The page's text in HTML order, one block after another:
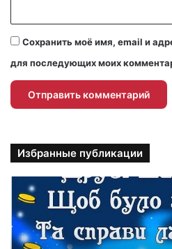
Сохранить моё имя, email и
для последующих моих
Избранные публикации
и
к
о